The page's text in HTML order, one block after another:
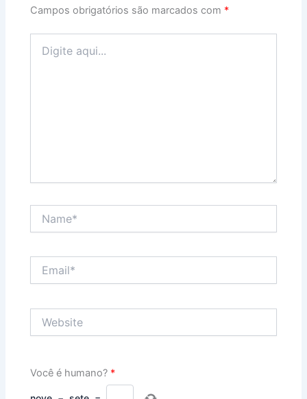
Campos obrigatórios são marcados com *
aqui...
Você é humano? *